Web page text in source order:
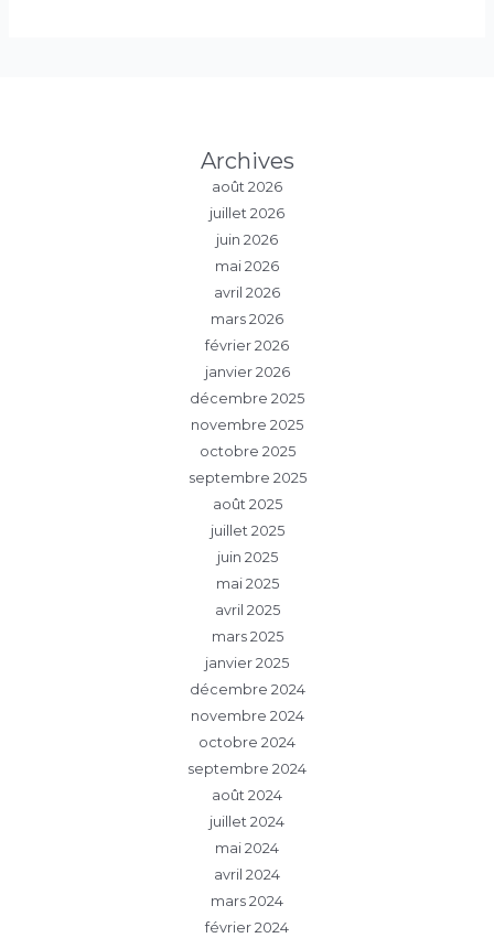
Archives
août 2026
juillet 2026
juin 2026
mai 2026
avril 2026
mars 2026
février 2026
janvier 2026
décembre 2025
novembre 2025
octobre 2025
septembre 2025
août 2025
juillet 2025
juin 2025
mai 2025
avril 2025
mars 2025
janvier 2025
décembre 2024
novembre 2024
octobre 2024
septembre 2024
août 2024
juillet 2024
mai 2024
avril 2024
mars 2024
février 2024